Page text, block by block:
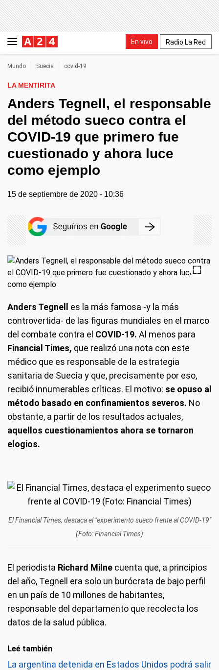
En vivo Radio La Red
Mundo Suecia covid-19
LA MENTIRITA
Anders Tegnell, el responsable
del método sueco contra el
COVID-19 que primero fue
cuestionado y ahora luce
como ejemplo
15 de septiembre de 2020 - 10:36
Anders Tegnell es la más famosa -y la más
controvertida- de las figuras mundiales en el marco
del combate contra el COVID-19. Al menos para
Financial Times, que realizó una nota con este
médico que es responsable de la estrategia
sanitaria de Suecia y que, precisamente por eso,
recibió innumerables críticas. El motivo: se opuso al
método basado en confinamientos severos. No
obstante, a partir de los resultados actuales,
aquellos cuestionamientos ahora se tornaron
elogios.
El Financial Times, destaca el "experimento sueco frente al COVID-19"
(Foto: Financial Times)
El periodista Richard Milne cuenta que, a principios
del año, Tegnell era solo un burócrata de bajo perfil
en un país de 10 millones de habitantes,
responsable del departamento que recolecta los
datos de la salud pública.
Leé también
La argentina detenida en Estados Unidos podrá salir